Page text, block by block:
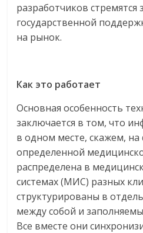
разработчиков стремятся
государственной
на рынок.
Как это работает
Основная особенность
заключается в том, что
в одном месте, скажем, на
определенной
распределена в
системах (МИС) разных
структурированы в
между собой и
Все вместе они